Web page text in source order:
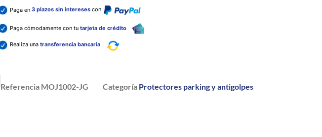
Paga en 3 plazos sin intereses con
Paga cómodamente con tu tarjeta de crédito
Realiza una transferencia bancaria
Referencia MOJ1002-JG Categoría Protectores parking y antigolpes